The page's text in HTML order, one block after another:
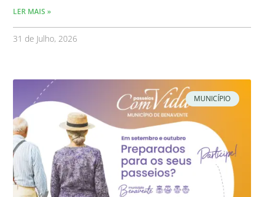
LER MAIS »
31 de Julho, 2026
MUNICÍPIO